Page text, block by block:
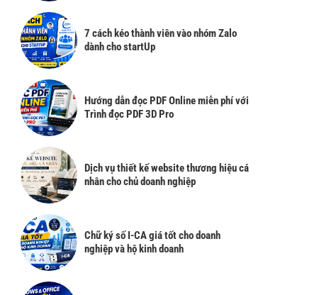
7 cách kéo thành viên vào nhóm Zalo
dành cho startUp
Hướng dẫn đọc PDF Online miễn phí với
Trình đọc PDF 3D Pro
Dịch vụ thiết kế website thương hiệu cá
nhân cho chủ doanh nghiệp
Chữ ký số I-CA giá tốt cho doanh
nghiệp và hộ kinh doanh